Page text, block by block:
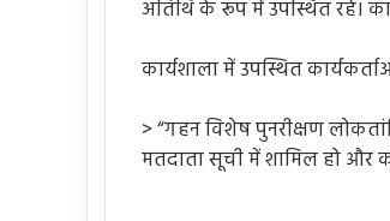
अतिथि के रूप में उपस्थित रहे।
कार्यशाला में उपस्थित
> “गहन विशेष पुनरीक्षण
मतदाता सूची में शामिल हो और